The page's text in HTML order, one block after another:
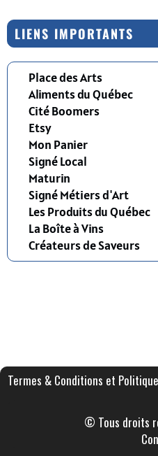
LIENS IMPORTANTS
Place des Arts
Aliments du Québec
Cité Boomers
Etsy
Mon Panier
Signé Local
Maturin
Signé Métiers d'Art
Les Produits du Québec
La Boîte à Vins
Créateurs de Saveurs
Termes & Conditions et
© Tous droits